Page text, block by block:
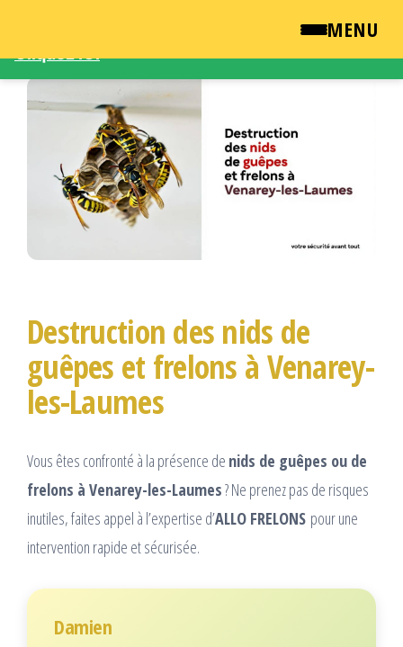
MENU
QUI SOMMES NOUS ?
NEWSROOM
TARIFS
Passer
Destruction des nids de
guêpes et frelons à Venarey-
les-Laumes
Vous êtes confronté à la présence de nids de guêpes ou de
frelons à Venarey-les-Laumes? Ne prenez pas de risques
inutiles, faites appel à l’expertise d’ALLO FRELONS pour une
intervention rapide et sécurisée.
Damien
Une demande d'intervention – Une question ?